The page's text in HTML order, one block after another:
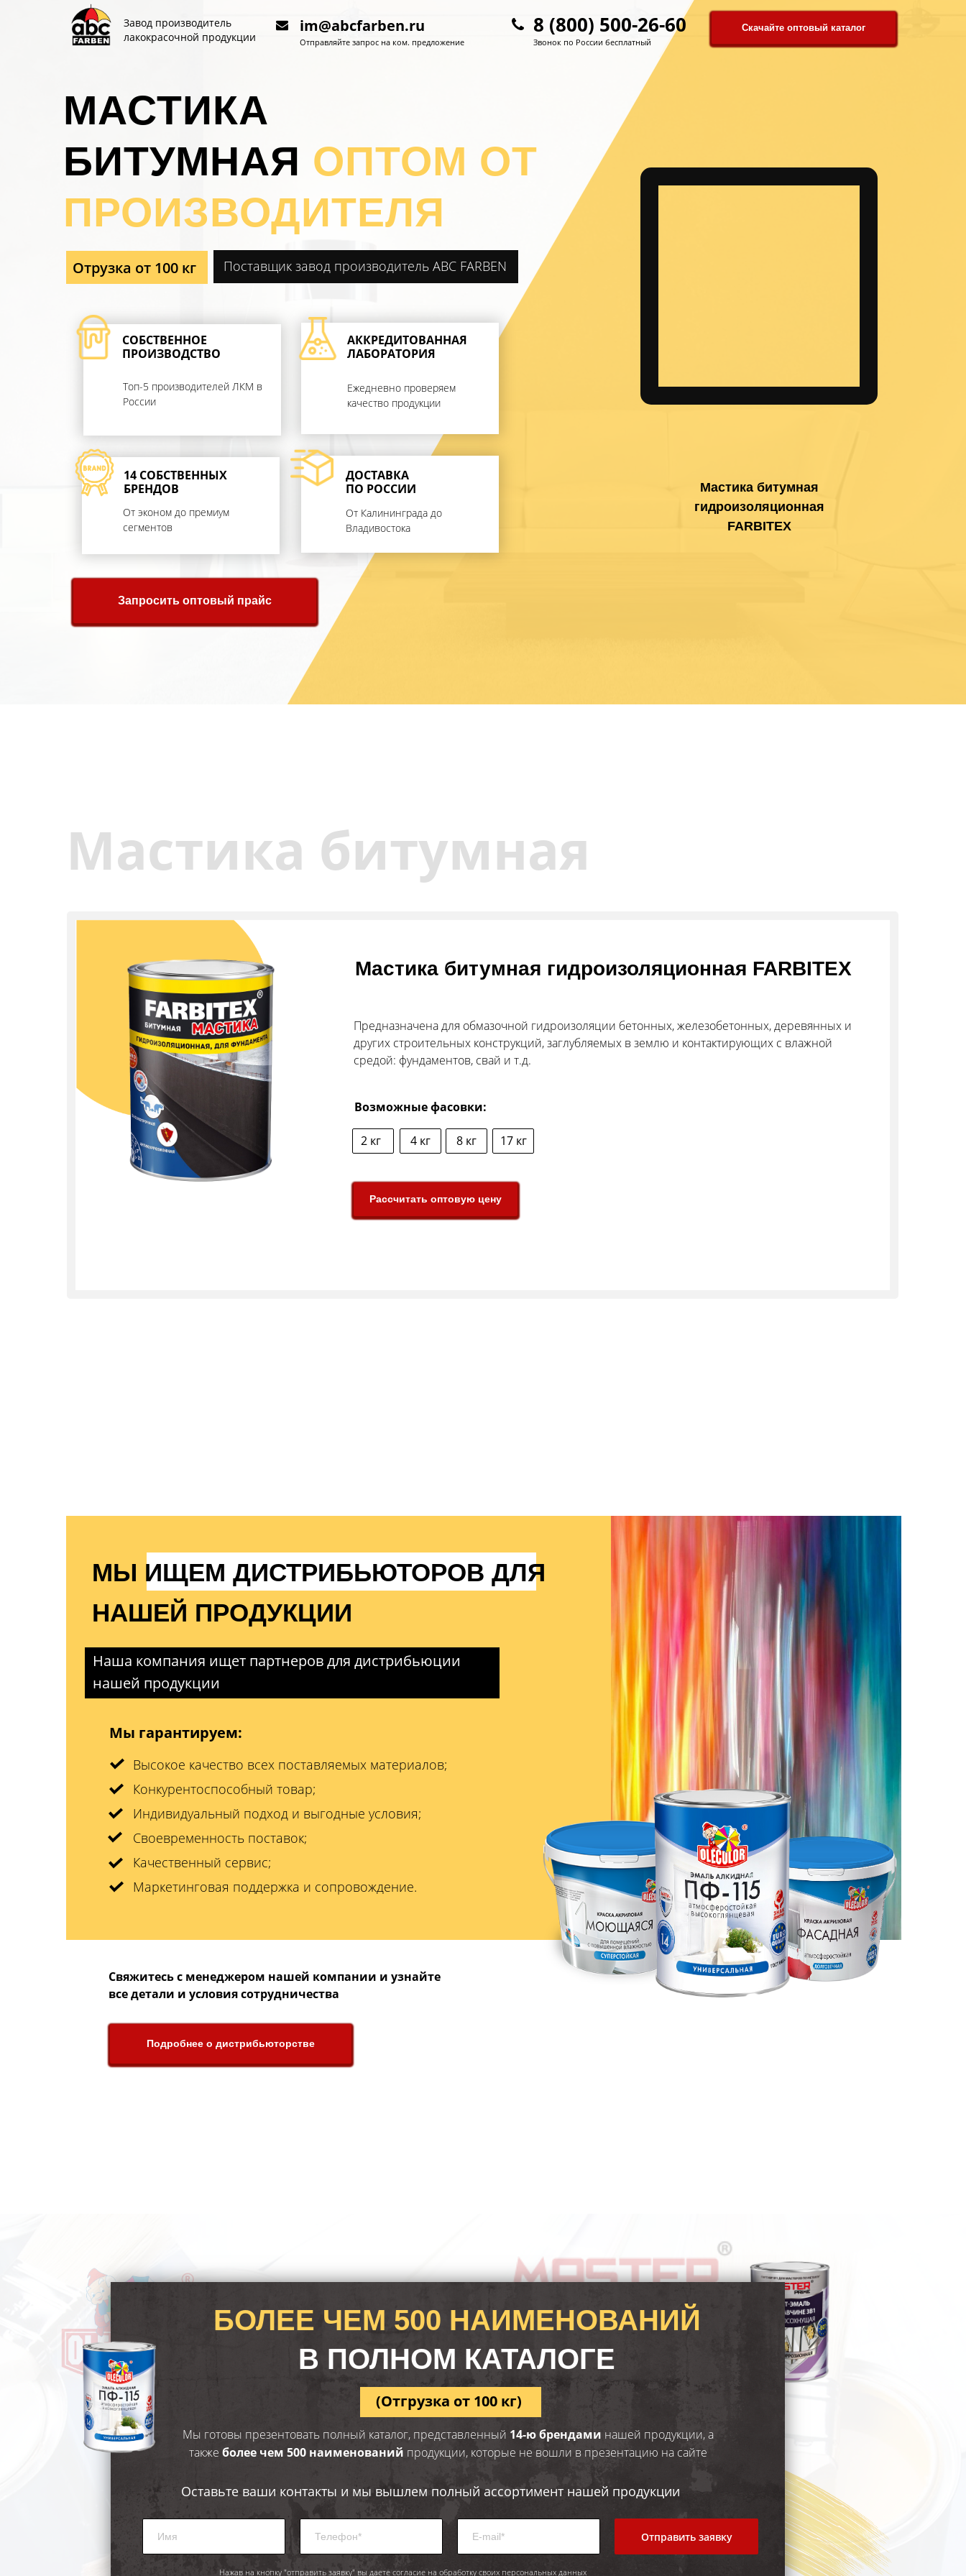
Завод производитель
лакокрасочной продукции
Звонок по России бесплатный
im@abcfarben.ru 8 (800) 500-26-60
Отправляйте запрос на ком. предложение
Скачайте оптовый каталог
Отрузка от 100 кг Поставщик завод производитель ABC FARBEN
МАСТИКА
БИТУМНАЯ ОПТОМ ОТ
ПРОИЗВОДИТЕЛЯ
Мастика битумная
гидроизоляционная
FARBITEX
АККРЕДИТОВАННАЯ
ЛАБОРАТОРИЯ
СОБСТВЕННОЕ
ПРОИЗВОДСТВО
Запросить оптовый прайс
Топ-5 производителей ЛКМ в
России
Ежедневно проверяем
качество продукции
ДОСТАВКА
ПО РОССИИ
14 СОБСТВЕННЫХ
БРЕНДОВ
От эконом до премиум
сегментов
От Калининграда до
Владивостока
Мастика битумная
Мастика битумная гидроизоляционная FARBITEX
Предназначена для обмазочной гидроизоляции бетонных, железобетонных, деревянных и
других строительных конструкций, заглубляемых в землю и контактирующих с влажной
средой: фундаментов, свай и т.д.
Рассчитать оптовую цену
Возможные фасовки:
2 кг 4 кг 8 кг 17 кг
Мы гарантируем:
Высокое качество всех поставляемых материалов;
Конкурентоспособный товар;
Индивидуальный подход и выгодные условия;
Своевременность поставок;
Качественный сервис;
Маркетинговая поддержка и сопровождение.
Наша компания ищет партнеров для дистрибьюции
нашей продукции
Подробнее о дистрибьюторстве
Свяжитесь с менеджером нашей компании и узнайте
все детали и условия сотрудничества
МЫ ИЩЕМ ДИСТРИБЬЮТОРОВ ДЛЯ
НАШЕЙ ПРОДУКЦИИ
БОЛЕЕ ЧЕМ 500 НАИМЕНОВАНИЙ
В ПОЛНОМ КАТАЛОГЕ
Мы готовы презентовать полный каталог, представленный 14-ю брендами нашей продукции, а
также более чем 500 наименований продукции, которые не вошли в презентацию на сайте
Отправить заявку
Оставьте ваши контакты и мы вышлем полный ассортимент нашей продукции
НАШ ПОЛНЫЙ КАТАЛОГ ПРЕДСТАВЛЕН В
БОЛЕЕ ЧЕМ 500 НАИМЕНОВАНИЯХ
Нажав на кнопку "отправить заявку" вы даете согласие на обработку своих персональных данных
(Отгрузка от 100 кг)